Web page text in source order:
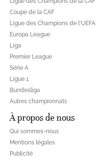
Coupe de la CAF
Ligue des Champions de l'UEFA
Europa League
Liga
Premier League
Série A
Ligue 1
Bundesliga
Autres championnats
À propos de nous
Qui sommes-nous
Mentions légales
Publicité